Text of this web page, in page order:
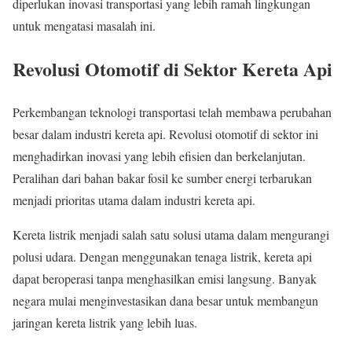
diperlukan inovasi transportasi yang lebih ramah lingkungan
untuk mengatasi masalah ini.
Revolusi Otomotif di Sektor Kereta Api
Perkembangan teknologi transportasi telah membawa perubahan
besar dalam industri kereta api. Revolusi otomotif di sektor ini
menghadirkan inovasi yang lebih efisien dan berkelanjutan.
Peralihan dari bahan bakar fosil ke sumber energi terbarukan
menjadi prioritas utama dalam industri kereta api.
Kereta listrik menjadi salah satu solusi utama dalam mengurangi
polusi udara. Dengan menggunakan tenaga listrik, kereta api
dapat beroperasi tanpa menghasilkan emisi langsung. Banyak
negara mulai menginvestasikan dana besar untuk membangun
jaringan kereta listrik yang lebih luas.